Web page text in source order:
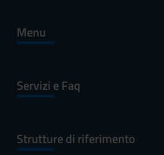
Menu
Servizi e Faq
Strutture di riferimento